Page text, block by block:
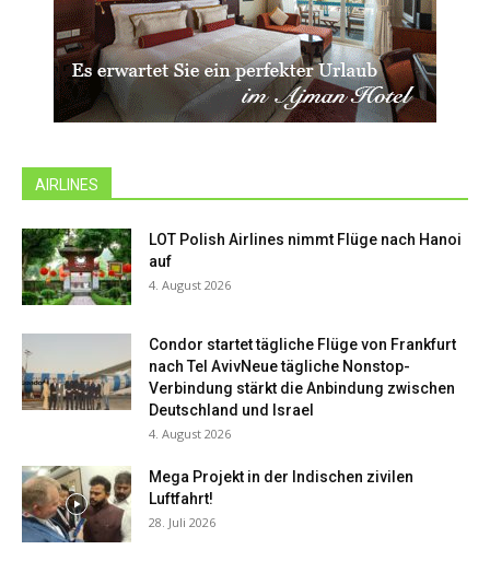
AIRLINES
LOT Polish Airlines nimmt Flüge nach Hanoi
auf
4. August 2026
Condor startet tägliche Flüge von Frankfurt
nach Tel AvivNeue tägliche Nonstop-
Verbindung stärkt die Anbindung zwischen
Deutschland und Israel
4. August 2026
Mega Projekt in der Indischen zivilen
Luftfahrt!
28. Juli 2026